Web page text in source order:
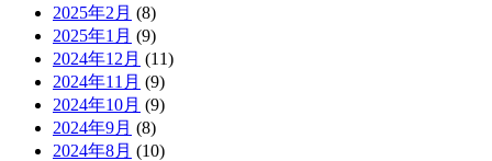
2025年2月 (8)
2025年1月 (9)
2024年12月 (11)
2024年11月 (9)
2024年10月 (9)
2024年9月 (8)
2024年8月 (10)